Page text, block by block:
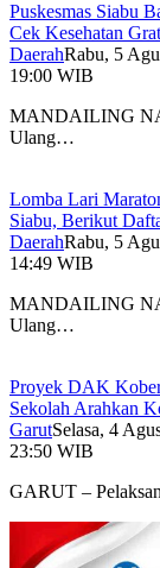
Puskesmas Siabu
Cek Kesehatan
DaerahRabu, 5
19:00 WIB
MANDAILING
Ulang…
Lomba Lari
Siabu, Berikut
DaerahRabu, 5
14:49 WIB
MANDAILING
Ulang…
Proyek DAK
Sekolah Arahkan
GarutSelasa, 4
23:50 WIB
GARUT –